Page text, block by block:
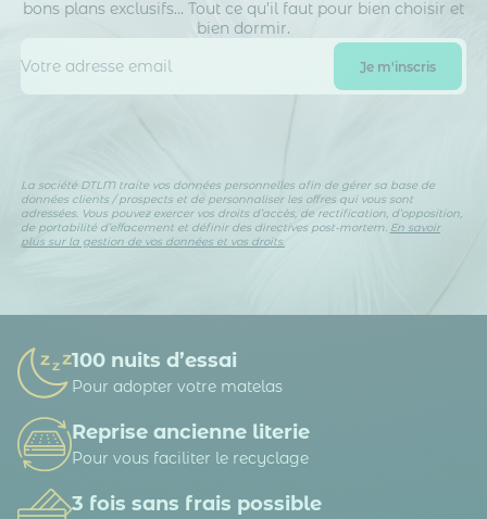
bons plans exclusifs… Tout ce qu’il faut pour bien choisir et
bien dormir.
La société DTLM traite vos données personnelles afin de gérer sa base de
données clients / prospects et de personnaliser les offres qui vous sont
adressées. Vous pouvez exercer vos droits d’accès, de rectification, d’opposition,
de portabilité d’effacement et définir des directives post-mortem. En savoir
plus sur la gestion de vos données et vos droits.
100 nuits d’essai
Pour adopter votre matelas
Reprise ancienne literie
Pour vous faciliter le recyclage
3 fois sans frais possible